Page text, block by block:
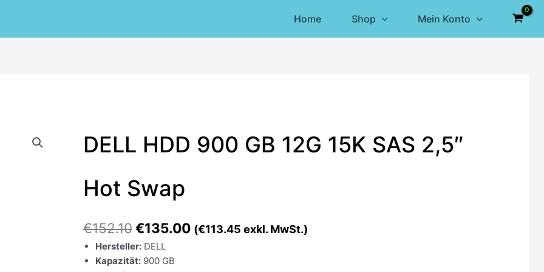
Home Shop Mein Konto
DELL HDD 900 GB 12G 15K SAS 2,5″
Hot Swap
€152.10
Preis
war:
€135.00
Preis
ist:
(€113.45 exkl. MwSt.)
Hersteller:DELL
Kapazität:900 GB